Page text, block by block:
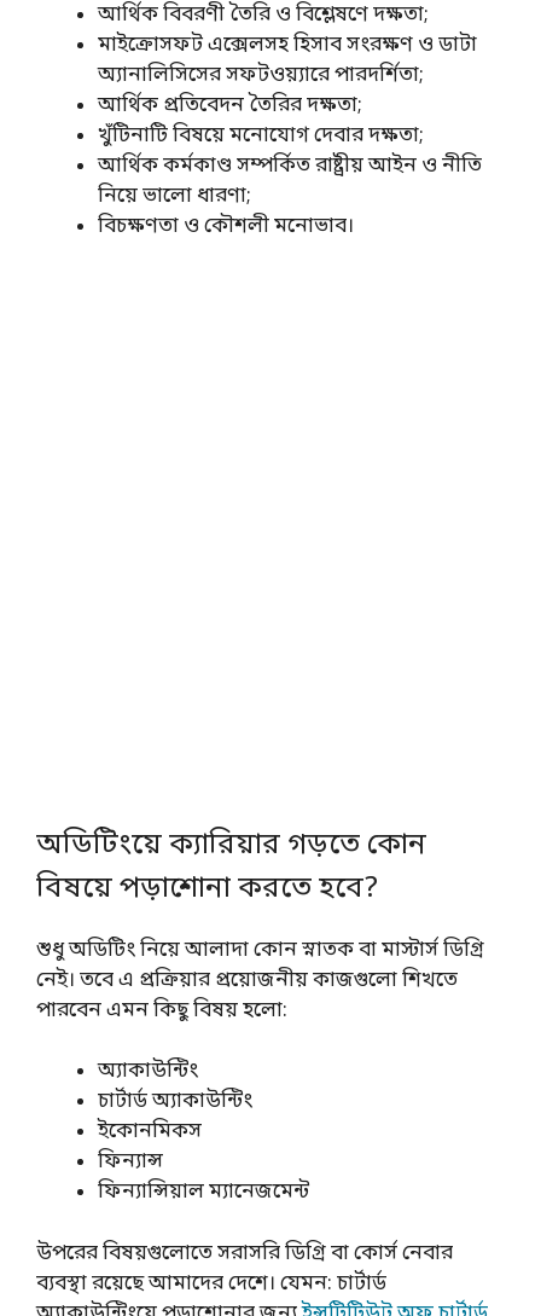
আর্থিক বিবরণী তৈরি ও বিশ্লেষণে দক্ষতা;
মাইক্রোসফট এক্সেলসহ হিসাব সংরক্ষণ ও ডাটা
অ্যানালিসিসের সফটওয়্যারে পারদর্শিতা;
আর্থিক প্রতিবেদন তৈরির দক্ষতা;
খুঁটিনাটি বিষয়ে মনোযোগ দেবার দক্ষতা;
আর্থিক কর্মকাণ্ড সম্পর্কিত রাষ্ট্রীয় আইন ও নীতি
নিয়ে ভালো ধারণা;
বিচক্ষণতা ও কৌশলী মনোভাব।
অডিটিংয়ে ক্যারিয়ার গড়তে কোন
বিষয়ে পড়াশোনা করতে হবে?
শুধু অডিটিং নিয়ে আলাদা কোন স্নাতক বা মাস্টার্স ডিগ্রি
নেই। তবে এ প্রক্রিয়ার প্রয়োজনীয় কাজগুলো শিখতে
পারবেন এমন কিছু বিষয় হলো:
অ্যাকাউন্টিং
চার্টার্ড অ্যাকাউন্টিং
ইকোনমিকস
ফিন্যান্স
ফিন্যান্সিয়াল ম্যানেজমেন্ট
উপরের বিষয়গুলোতে সরাসরি ডিগ্রি বা কোর্স নেবার
ব্যবস্থা রয়েছে আমাদের দেশে। যেমন: চার্টার্ড